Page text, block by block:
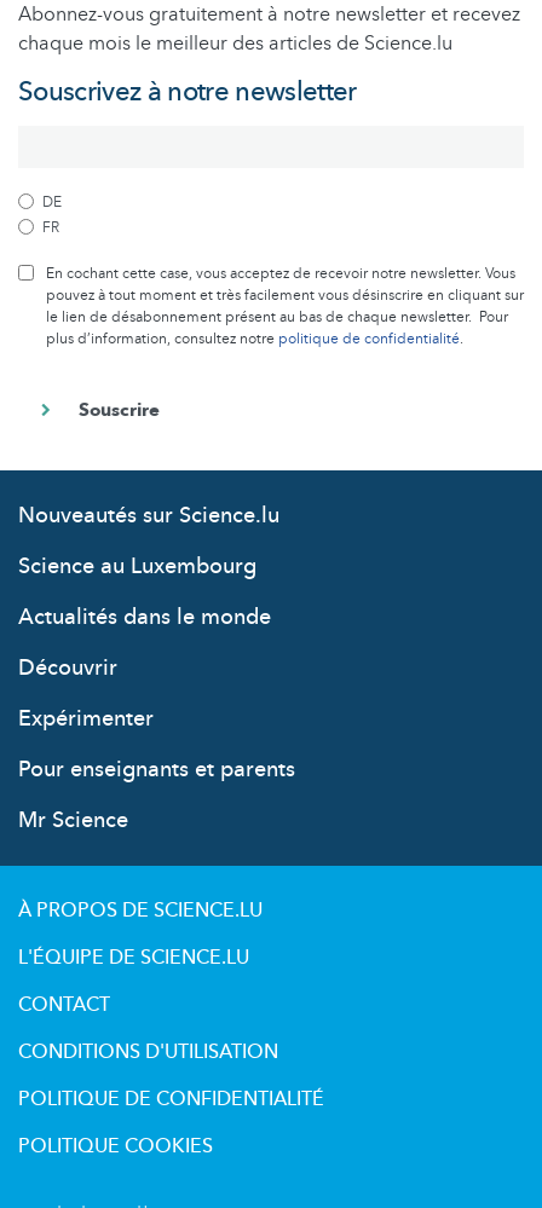
Abonnez-vous gratuitement à notre newsletter et recevez
chaque mois le meilleur des articles de Science.lu
Souscrivez à notre newsletter
DE
FR
En cochant cette case, vous acceptez de recevoir notre newsletter. Vous
pouvez à tout moment et très facilement vous désinscrire en cliquant sur
le lien de désabonnement présent au bas de chaque newsletter. Pour
plus d’information, consultez notre politique de confidentialité.
Nouveautés sur Science.lu
Science au Luxembourg
Actualités dans le monde
Découvrir
Expérimenter
Pour enseignants et parents
Mr Science
À PROPOS DE SCIENCE.LU
L'ÉQUIPE DE SCIENCE.LU
CONTACT
CONDITIONS D'UTILISATION
POLITIQUE DE CONFIDENTIALITÉ
POLITIQUE COOKIES